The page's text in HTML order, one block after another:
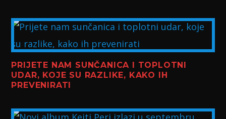
PRIJETE NAM SUNČANICA I TOPLOTNI
UDAR, KOJE SU RAZLIKE, KAKO IH
PREVENIRATI